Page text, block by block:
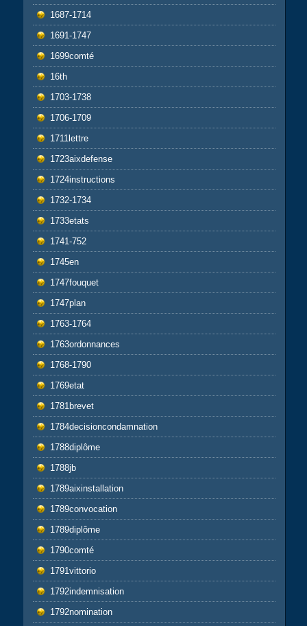
1687-1714
1691-1747
1699comté
16th
1703-1738
1706-1709
1711lettre
1723aixdefense
1724instructions
1732-1734
1733etats
1741-752
1745en
1747fouquet
1747plan
1763-1764
1763ordonnances
1768-1790
1769etat
1781brevet
1784decisioncondamnation
1788diplôme
1788jb
1789aixinstallation
1789convocation
1789diplôme
1790comté
1791vittorio
1792indemnisation
1792nomination